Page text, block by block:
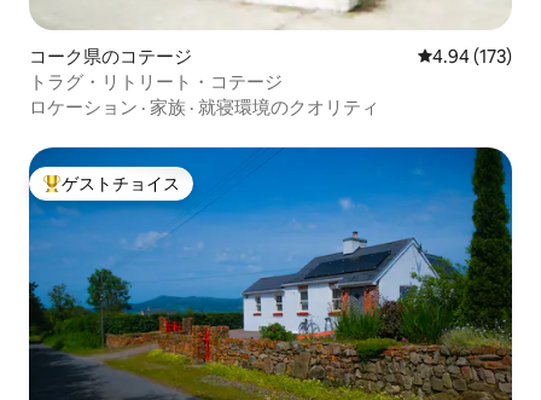
コーク県のコテージ レビュー173
4.94 (173)
トラグ・リトリート・コテージ
ロケーション · 家族 · 就寝環境のクオリティ
大好評のゲストチョイスです。
ゲストチョイス